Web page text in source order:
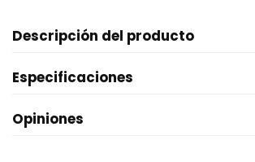
Descripción del producto
Especificaciones
Opiniones